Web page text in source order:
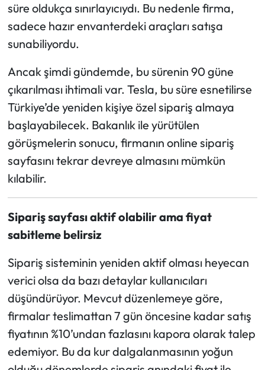
süre oldukça sınırlayıcıydı. Bu nedenle firma,
sadece hazır envanterdeki araçları satışa
sunabiliyordu.
Ancak şimdi gündemde, bu sürenin 90 güne
çıkarılması ihtimali var. Tesla, bu süre esnetilirse
Türkiye’de yeniden kişiye özel sipariş almaya
başlayabilecek. Bakanlık ile yürütülen
görüşmelerin sonucu, firmanın online sipariş
sayfasını tekrar devreye almasını mümkün
kılabilir.
Sipariş sayfası aktif olabilir ama fiyat
sabitleme belirsiz
Sipariş sisteminin yeniden aktif olması heyecan
verici olsa da bazı detaylar kullanıcıları
düşündürüyor. Mevcut düzenlemeye göre,
firmalar teslimattan 7 gün öncesine kadar satış
fiyatının %10’undan fazlasını kapora olarak talep
edemiyor. Bu da kur dalgalanmasının yoğun